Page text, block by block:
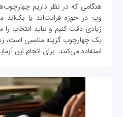
هنگامی که در نظر داریم
وب در حوزه فرانت‌اند یا بک‌اند
زیادی دقت کنیم و نباید انتخاب
یک چهارچوب گزینه مناسبی است،
استفاده می‌کنند. برای انجام این